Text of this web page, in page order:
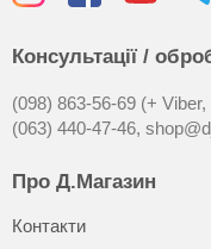
Консультації /
(098) 863-56-69 (+
(063) 440-47-46,
Про Д.Магазин
Контакти